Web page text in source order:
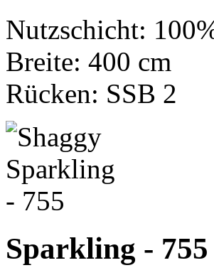
Nutzschicht:
Breite: 400 cm
Rücken: SSB 2
Sparkling - 755